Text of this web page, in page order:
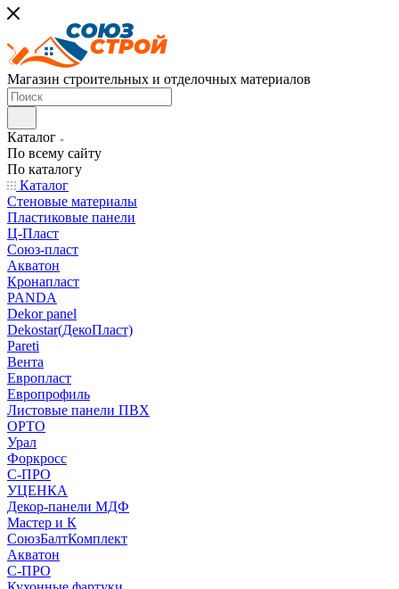
Магазин строительных и отделочных материалов
Каталог
По всему сайту
По каталогу
Каталог
Стеновые материалы
Пластиковые панели
Ц-Пласт
Союз-пласт
Акватон
Кронапласт
PANDA
Dekor panel
Dekostar(ДекоПласт)
Pareti
Вента
Европласт
Европрофиль
Листовые панели ПВХ
ОРТО
Урал
Форкросс
С-ПРО
УЦЕНКА
Декор-панели МДФ
Мастер и К
СоюзБалтКомплект
Акватон
С-ПРО